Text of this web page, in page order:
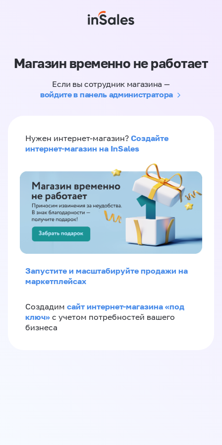
Магазин временно не работает
Если вы сотрудник магазина —
войдите в панель администратора
Нужен интернет-магазин? Создайте
интернет-магазин на InSales
Запустите и масштабируйте продажи на
маркетплейсах
Создадим сайт интернет-магазина «под
ключ» с учетом потребностей вашего
бизнеса